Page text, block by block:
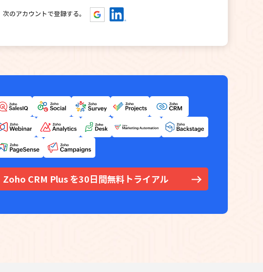
次のアカウントで登録する。
Zoho CRM Plus を30日間無料トライアル